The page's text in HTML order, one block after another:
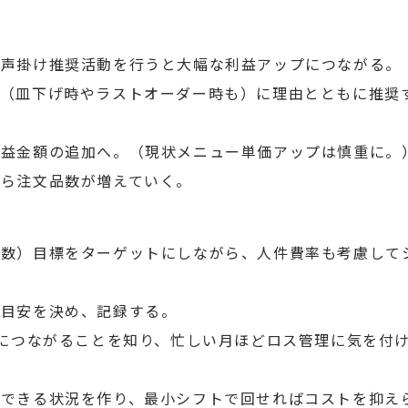
掛け推奨活動を行うと大幅な利益アップにつながる。
皿下げ時やラストオーダー時も）に理由とともに推奨
金額の追加へ。（現状メニュー単価アップは慎重に。
注文品数が増えていく。
）目標をターゲットにしながら、人件費率も考慮して
安を決め、記録する。
ながることを知り、忙しい月ほどロス管理に気を付
きる状況を作り、最小シフトで回せればコストを抑え